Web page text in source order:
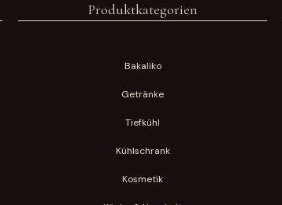
Produktkategorien
Bakaliko
Getränke
Tiefkühl
Kühlschrank
Kosmetik